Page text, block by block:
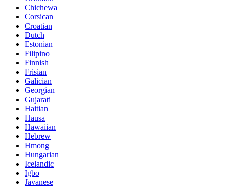
Chichewa
Corsican
Croatian
Dutch
Estonian
Filipino
Finnish
Frisian
Galician
Georgian
Gujarati
Haitian
Hausa
Hawaiian
Hebrew
Hmong
Hungarian
Icelandic
Igbo
Javanese